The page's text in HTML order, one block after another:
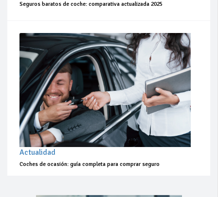
Seguros baratos de coche: comparativa actualizada 2025
Actualidad
Coches de ocasión: guía completa para comprar seguro